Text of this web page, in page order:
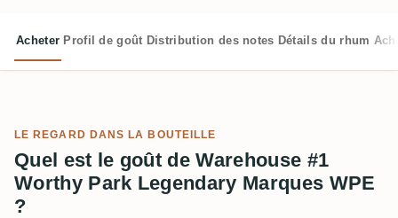
Acheter Profil de goût Distribution des notes Détails du rhum
LE REGARD DANS LA BOUTEILLE
Quel est le goût de Warehouse #1
Worthy Park Legendary Marques WPE
?